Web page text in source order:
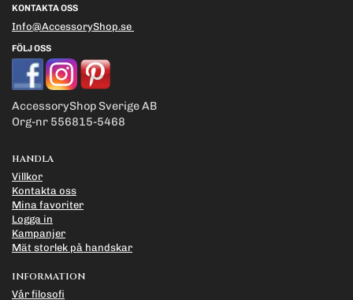
KONTAKTA OSS
Info@AccessoryShop.se
FÖLJ OSS
AccessoryShop Sverige AB
Org-nr 556815-5468
HANDLA
Villkor
Kontakta oss
Mina favoriter
Logga in
Kampanjer
Mät storlek på handskar
INFORMATION
Vår filosofi